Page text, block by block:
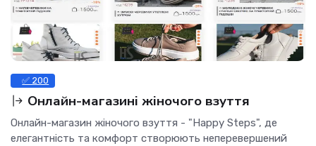
✅ 200
Онлайн-магазині жіночого взуття
Онлайн-магазин жіночого взуття - "Happy Steps", де
елегантність та комфорт створюють неперевершений